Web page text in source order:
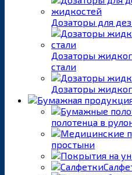
Дозаторы для
Дозаторы
стали
Дозаторы
полотенца в
простыни